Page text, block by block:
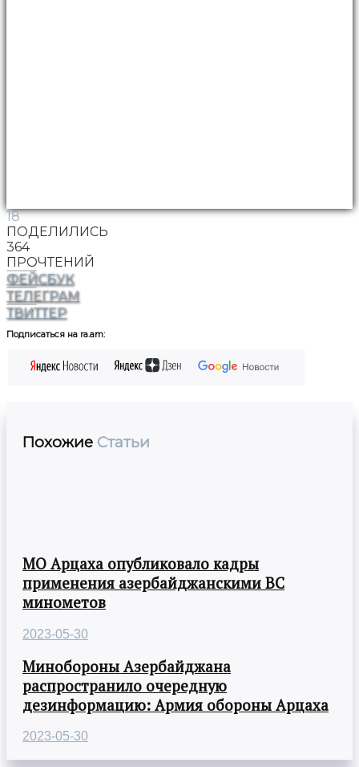
18
ПОДЕЛИЛИСЬ
364
ПРОЧТЕНИЙ
ФЕЙСБУК
ТЕЛЕГРАМ
ТВИТТЕР
Подписаться на ra.am:
Похожие Статьи
МО Арцаха опубликовало кадры
применения азербайджанскими ВС
минометов
2023-05-30
Минобороны Азербайджана
распространило очередную
дезинформацию: Армия обороны Арцаха
2023-05-30